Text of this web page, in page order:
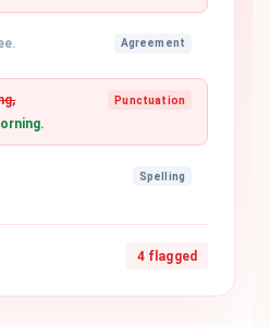
Agreement
Punctuation
Spelling
4 flagged